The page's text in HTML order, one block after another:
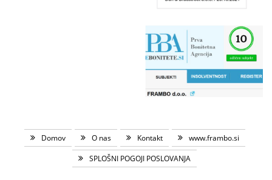
Domov O nas Kontakt
www.frambo.si
SPLOŠNI POGOJI POSLOVANJA